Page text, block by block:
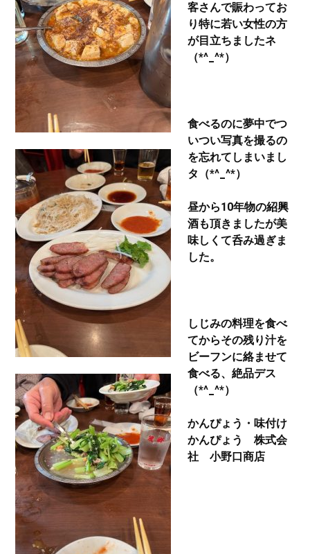
客さんで賑わってお
り特に若い女性の方
が目立ちましたネ
（*^_^*）
食べるのに夢中でつ
いつい写真を撮るの
を忘れてしまいまし
タ（*^_^*）
昼から10年物の紹興
酒も頂きましたが美
味しくて呑み過ぎま
した。
しじみの料理を食べ
てからその残り汁を
ビーフンに絡ませて
食べる、絶品デス
（*^_^*）
かんぴょう・味付け
かんぴょう 株式会
社 小野口商店